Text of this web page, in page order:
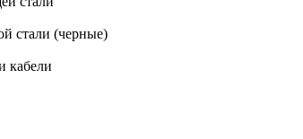
стали (черные)
кабели